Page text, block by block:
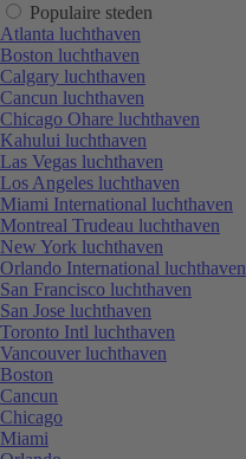
Populaire steden
Atlanta luchthaven
Boston luchthaven
Calgary luchthaven
Cancun luchthaven
Chicago Ohare luchthaven
Kahului luchthaven
Las Vegas luchthaven
Los Angeles luchthaven
Miami International luchthaven
Montreal Trudeau luchthaven
New York luchthaven
Orlando International luchthaven
San Francisco luchthaven
San Jose luchthaven
Toronto Intl luchthaven
Vancouver luchthaven
Boston
Cancun
Chicago
Miami